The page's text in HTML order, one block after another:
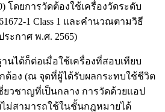
โดยการวัดต้องใช้เครื่องวัดระดับ
1 Class 1 และคำนวณตามวิธี
ะกาศ พ.ศ. 2565)
นได้ก็ต่อเมื่อใช้เครื่องที่สอบเทียบ
ต้อง (ณ จุดที่ผู้ได้รับผลกระทบใช้ชีวิต
ยวชาญที่เป็นกลาง การวัดด้วยแอป
ไม่สามารถใช้ในชั้นกฎหมายได้